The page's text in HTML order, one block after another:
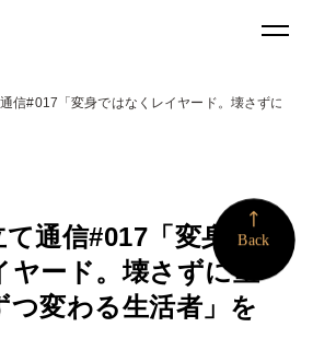
More
Back
信#017「変身ではなくレイヤード。壊さずに重
通信#017「変身で
ヤード。壊さずに重
つ変わる生活者」を